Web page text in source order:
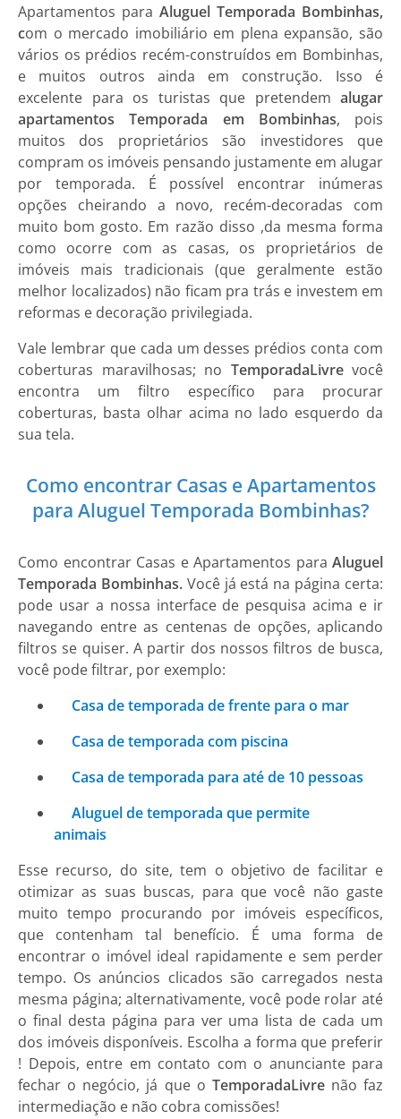
Apartamentos para Aluguel Temporada Bombinhas,
com o mercado imobiliário em plena expansão, são
vários os prédios recém-construídos em Bombinhas,
e muitos outros ainda em construção. Isso é
excelente para os turistas que pretendem alugar
apartamentos Temporada em Bombinhas, pois
muitos dos proprietários são investidores que
compram os imóveis pensando justamente em alugar
por temporada. É possível encontrar inúmeras
opções cheirando a novo, recém-decoradas com
muito bom gosto. Em razão disso ,da mesma forma
como ocorre com as casas, os proprietários de
imóveis mais tradicionais (que geralmente estão
melhor localizados) não ficam pra trás e investem em
reformas e decoração privilegiada.
Vale lembrar que cada um desses prédios conta com
coberturas maravilhosas; no TemporadaLivrevocê
encontra um filtro específico para procurar
coberturas, basta olhar acima no lado esquerdo da
sua tela.
Como encontrar Casas e Apartamentos
para Aluguel Temporada Bombinhas?
Como encontrar Casas e Apartamentos para Aluguel
Temporada Bombinhas.Você já está na página certa:
pode usar a nossa interface de pesquisa acima e ir
navegando entre as centenas de opções, aplicando
filtros se quiser. A partir dos nossos filtros de busca,
você pode filtrar, por exemplo:
Casa de temporada de frente para o mar
Casa de temporada com piscina
Casa de temporada para até de 10 pessoas
Aluguel de temporada que permite
animais
Esse recurso, do site, tem o objetivo de facilitar e
otimizar as suas buscas, para que você não gaste
muito tempo procurando por imóveis específicos,
que contenham tal benefício. É uma forma de
encontrar o imóvel ideal rapidamente e sem perder
tempo. Os anúncios clicados são carregados nesta
mesma página; alternativamente, você pode rolar até
o final desta página para ver uma lista de cada um
dos imóveis disponíveis. Escolha a forma que preferir
! Depois, entre em contato com o anunciante para
fechar o negócio, já que o TemporadaLivrenão faz
intermediação e não cobra comissões!